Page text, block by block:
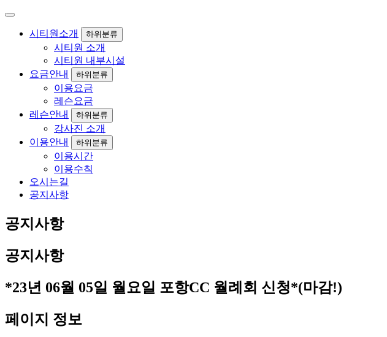
시티원소개 하위분류
시티원 소개
시티원 내부시설
요금안내
하위분류
이용요금
레슨요금
레슨안내
하위분류
강사진 소개
이용안내
하위분류
이용시간
이용수칙
오시는길
공지사항
공지사항
공지사항
*23년 06월 05일 월요일 포항CC 월례회 신청*(마감!)
페이지 정보